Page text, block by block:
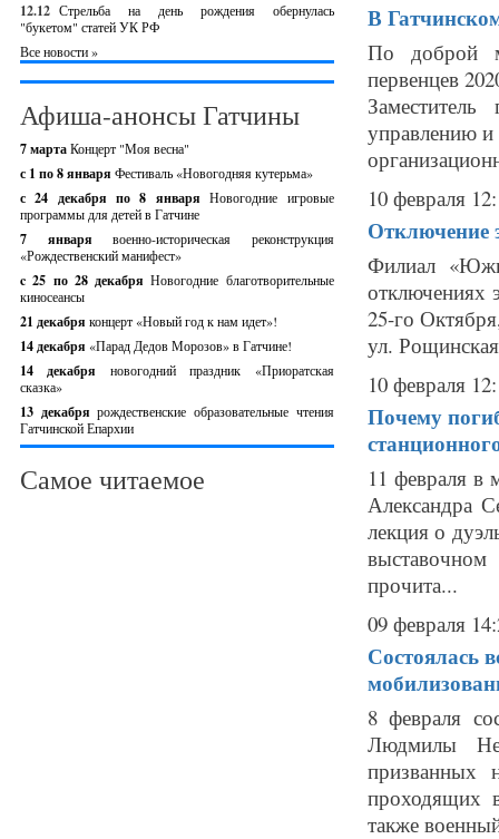
12.12 Стрельба на день рождения обернулась
"букетом" статей УК РФ
Все новости »
Афиша-анонсы Гатчины
7 мартаКонцерт "Моя весна"
с 1 по 8 января Фестиваль «Новогодняя кутерьма»
с 24 декабря по 8 январяНовогодние игровые
программы для детей в Гатчине
7 январявоенно-историческая реконструкция
«Рождественский манифест»
c 25 по 28 декабряНовогодние благотворительные
киносеансы
21 декабря концерт «Новый год к нам идет»!
14 декабря «Парад Дедов Морозов» в Гатчине!
14 декабря новогодний праздник «Приоратская
сказка»
13 декабрярождественские образовательные чтения
Гатчинской Епархии
Самое читаемое
В
По доброй
первенцев
управлению и
10 февраля
Отключение
Филиал
отключениях
25-го
ул.
10 февраля
Почему
11 февраля в
Александра
лекция о
прочита...
09 февраля
Состоялась
8 февраля
Людмилы
призванных
проходящих
также